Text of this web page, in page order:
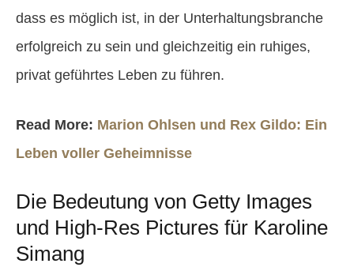
dass es möglich ist, in der Unterhaltungsbranche
erfolgreich zu sein und gleichzeitig ein ruhiges,
privat geführtes Leben zu führen.
Read More: Marion Ohlsen und Rex Gildo: Ein
Leben voller Geheimnisse
Die Bedeutung von Getty Images
und High-Res Pictures für Karoline
Simang